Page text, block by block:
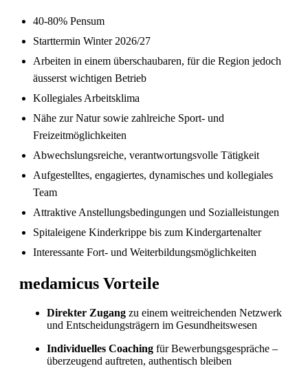
Fachkräftemangel in Gesundheitsberufen 2026
in der Schweiz: Herausforderungen und
40-80% Pensum
Starttermin Winter 2026/27
Arbeiten in einem überschaubaren, für die Region jedoch
äusserst wichtigen Betrieb
Kollegiales Arbeitsklima
Nähe zur Natur sowie zahlreiche Sport- und
Freizeitmöglichkeiten
Abwechslungsreiche, verantwortungsvolle Tätigkeit
Aufgestelltes, engagiertes, dynamisches und kollegiales
Team
Attraktive Anstellungsbedingungen und Sozialleistungen
Spitaleigene Kinderkrippe bis zum Kindergartenalter
Interessante Fort- und Weiterbildungsmöglichkeiten
medamicus Vorteile
Direkter Zugang zu einem weitreichenden Netzwerk
und Entscheidungsträgern im Gesundheitswesen
Individuelles Coaching für Bewerbungsgespräche –
überzeugend auftreten, authentisch bleiben